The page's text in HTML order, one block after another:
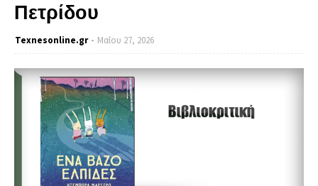
Πετρίδου
Texnesοnline.gr Μαΐου 27, 2026